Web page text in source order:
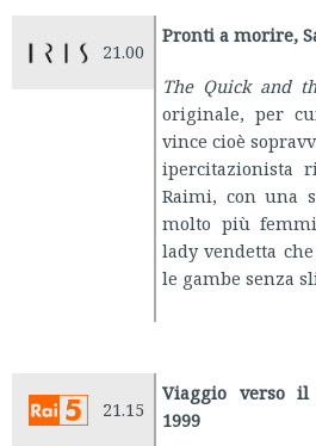
21.00
Pronti a morire,
The Quick and
originale, per
vince cioè
ipercitazionista
Raimi, con una
molto più
lady vendetta
le gambe senza
21.15
Viaggio verso il
1999